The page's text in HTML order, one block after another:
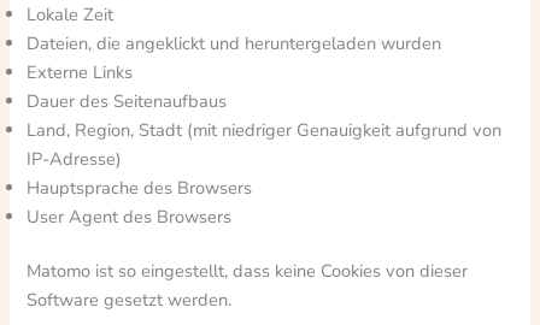
Lokale Zeit
Dateien, die angeklickt und heruntergeladen wurden
Externe Links
Dauer des Seitenaufbaus
Land, Region, Stadt (mit niedriger Genauigkeit aufgrund von
IP-Adresse)
Hauptsprache des Browsers
User Agent des Browsers
Matomo ist so eingestellt, dass keine Cookies von dieser
Software gesetzt werden.